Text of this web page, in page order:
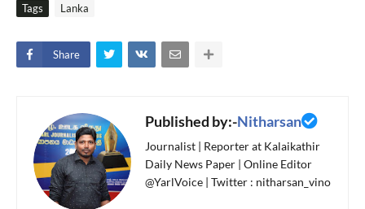
Tags Lanka
Share
Published by:-Nitharsan
Journalist | Reporter at Kalaikathir
Daily News Paper | Online Editor
@YarlVoice | Twitter : nitharsan_vino